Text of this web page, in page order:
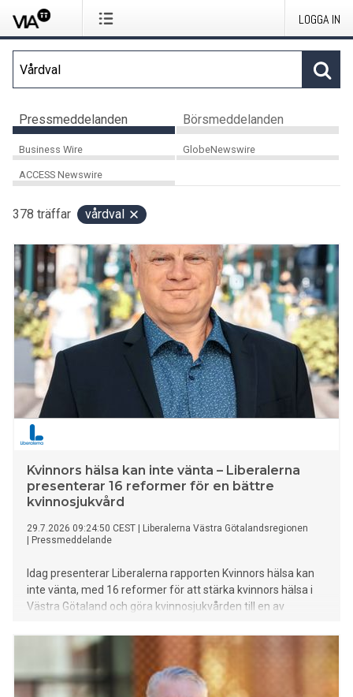
LOGGA IN
Pressmeddelanden Börsmeddelanden
Business Wire GlobeNewswire
ACCESS Newswire
378 träffar vårdval
Kvinnors hälsa kan inte vänta – Liberalerna
presenterar 16 reformer för en bättre
kvinnosjukvård
29.7.2026 09:24:50 CEST
Liberalerna Västra Götalandsregionen
Pressmeddelande
Idag presenterar Liberalerna rapporten Kvinnors hälsa kan
inte vänta, med 16 reformer för att stärka kvinnors hälsa i
Västra Götaland och göra kvinnosjukvården till en av